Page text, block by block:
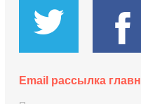
Email рассылка